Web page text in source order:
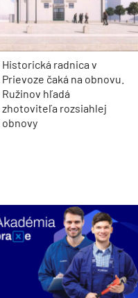
Historická radnica v
Prievoze čaká na obnovu.
Ružinov hľadá
zhotoviteľa rozsiahlej
obnovy